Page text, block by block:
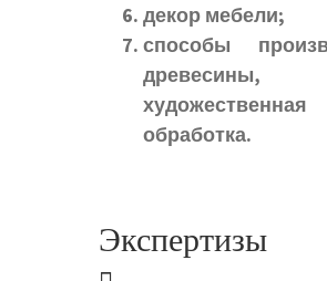
декор мебели;
способы
художественная
обработка.
Экспертизы